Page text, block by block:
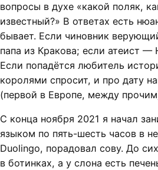
вопросы в духе «какой поляк,
известный?» В ответах есть
бывает. Если чиновник
папа из Кракова; если атеист —
Если попадётся любитель
королями спросит, и про дату
(первой в Европе, между
С конца ноября 2021 я начал
языком по пять-шесть часов в
Duolingo, порадовал сову. До
в ботинках, а у слона есть